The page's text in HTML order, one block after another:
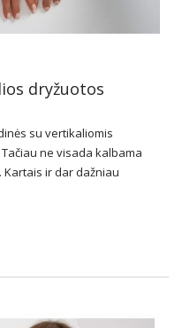
dryžuotos
su vertikaliomis
ne visada kalbama
ir dar dažniau
kuriuos …